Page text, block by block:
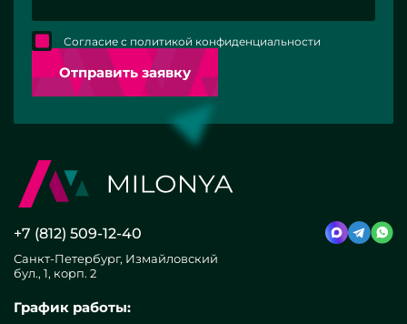
Отправить заявку
Согласие с политикой конфиденциальности
+7 (812) 509-12-40
Санкт-Петербург, Измайловский
бул., 1, корп. 2
График работы: